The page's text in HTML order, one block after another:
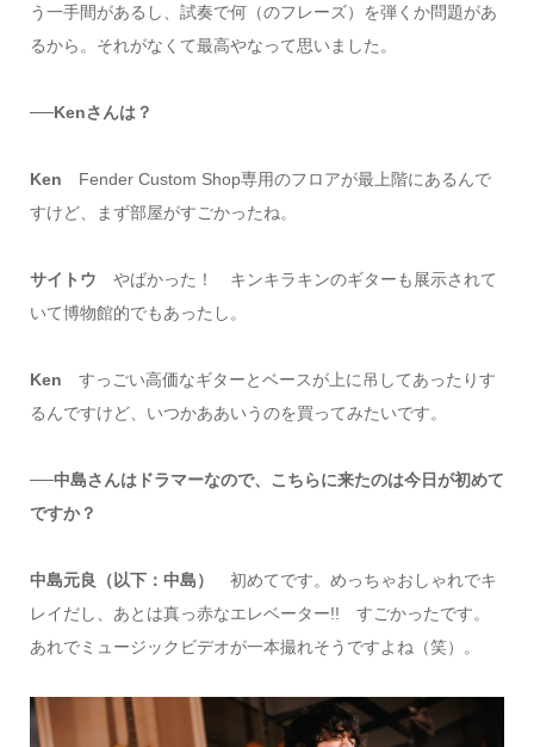
う一手間があるし、試奏で何（のフレーズ）を弾くか問題があ
るから。それがなくて最高やなって思いました。
──Kenさんは？
Ken Fender Custom Shop専用のフロアが最上階にあるんで
すけど、まず部屋がすごかったね。
サイトウ やばかった！ キンキラキンのギターも展示されて
いて博物館的でもあったし。
Ken すっごい高価なギターとベースが上に吊してあったりす
るんですけど、いつかああいうのを買ってみたいです。
──中島さんはドラマーなので、こちらに来たのは今日が初めて
ですか？
中島元良（以下：中島）
初めてです。めっちゃおしゃれでキ
レイだし、あとは真っ赤なエレベーター!! すごかったです。
あれでミュージックビデオが一本撮れそうですよね（笑）。